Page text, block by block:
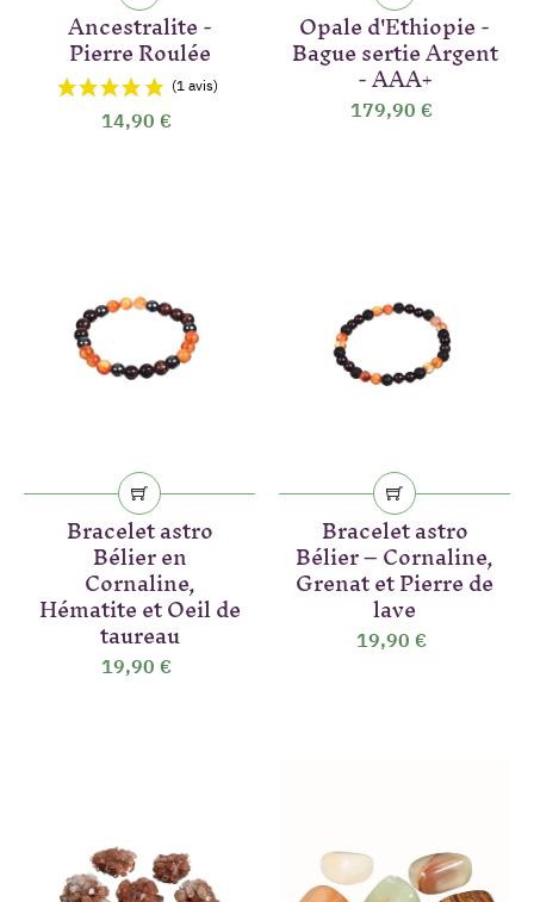
Ancestralite -
Pierre Roulée
14,90 €
Opale d'Ethiopie -
Bague sertie Argent
- AAA+
179,90 €
Bracelet astro
Bélier en
Cornaline,
Hématite et Oeil de
taureau
19,90 €
Bracelet astro
Bélier – Cornaline,
Grenat et Pierre de
lave
19,90 €